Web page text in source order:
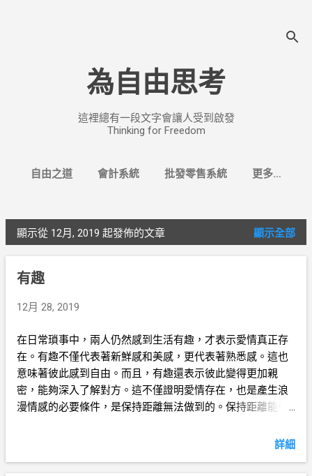
為自由思考
這裡總有一段文字會讓人受到啟發
Thinking for Freedom
自由之道 會計系統 批發零售系統 更多…
文
顯示從 12月, 2019 起發佈的文章 顯示全部
有趣
12月 28, 2019
在日常瑣事中，兩人仍然感到生活有趣，才表示愛情真正存
在。有趣不僅代表著新鮮感和美感，更代表著熟悉感。這也
意味著彼此感到自由。而且，有趣還表示彼此變得更加親
密，能夠深入了解對方。這不僅證明愛情存在，也是產生浪
漫情感的必要條件，是保持距離無法做到的。保持距離能引
開。因此，要發展真正的愛情，我們必須拉近彼此的距離，
詳細